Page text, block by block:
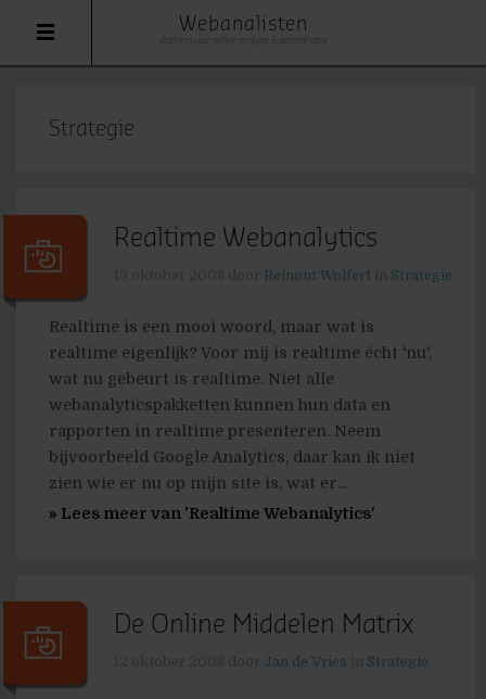
Webanalisten
Strategie
Realtime Webanalytics
Reinout Wolfert Strategie
Realtime is een mooi woord, maar wat is
realtime eigenlijk? Voor mij is realtime écht 'nu',
wat nu gebeurt is realtime. Niet alle
webanalyticspakketten kunnen hun data en
rapporten in realtime presenteren. Neem
bijvoorbeeld Google Analytics, daar kan ik niet
zien wie er nu op mijn site is, wat er...
» Lees meer van 'Realtime Webanalytics'
De Online Middelen Matrix
Jan de Vries Strategie